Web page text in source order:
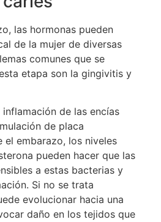
las hormonas pueden
de la mujer de diversas
comunes que se
etapa son la gingivitis y
de las encías
de placa
el embarazo, los niveles
pueden hacer que las
a estas bacterias y
Si no se trata
evolucionar hacia una
daño en los tejidos que